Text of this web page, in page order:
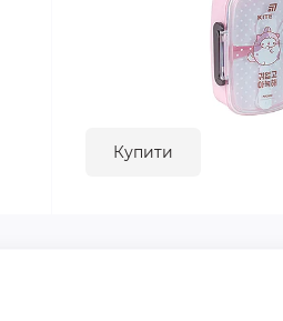
Купити